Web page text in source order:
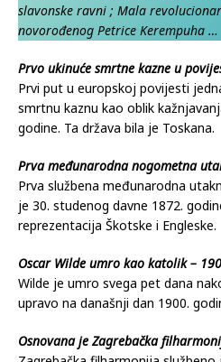
slavonske ravni ; Mala
novorođenog Petrice Kerempuha …
Prvo ukinuće smrtne kazne u
Prvi put u europskoj povijesti
smrtnu kaznu kao oblik
godine. Ta država bila je Toskana.
Prva međunarodna nogometna
Prva službena međunarodna
je 30. studenog davne 1872.
reprezentacija Škotske i Engleske.
Oscar Wilde umro kao katolik –
Wilde je umro svega pet dana
upravo na današnji dan 1900.
Osnovana je Zagrebačka